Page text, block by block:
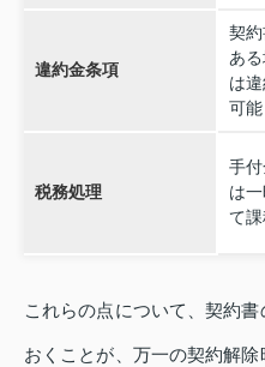
違約金条項
契
あ
は
可能
税務処理
手
は
て
これらの点について、契約
おくことが、万一の契約解